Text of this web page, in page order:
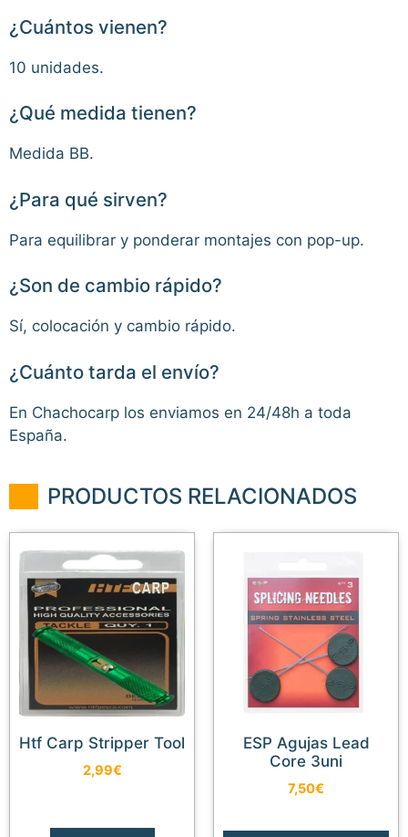
¿Cuántos vienen?
10 unidades.
¿Qué medida tienen?
Medida BB.
¿Para qué sirven?
Para equilibrar y ponderar montajes con pop-up.
¿Son de cambio rápido?
Sí, colocación y cambio rápido.
¿Cuánto tarda el envío?
En Chachocarp los enviamos en 24/48h a toda
España.
PRODUCTOS RELACIONADOS
Htf Carp Stripper Tool
2,99€
ESP Agujas Lead
Core 3uni
7,50€